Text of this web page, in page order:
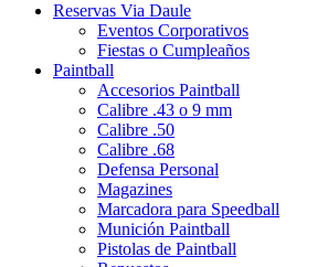
Reservas Via Daule
Eventos Corporativos
Fiestas o Cumpleaños
Paintball
Accesorios Paintball
Calibre .43 o 9 mm
Calibre .50
Calibre .68
Defensa Personal
Magazines
Marcadora para Speedball
Munición Paintball
Pistolas de Paintball